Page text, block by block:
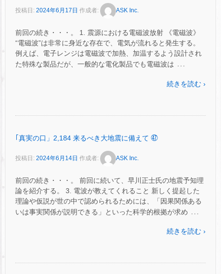
投稿日: 2024年6月17日 作成者: ASK Inc.
前回の続き・・・。 1. 震源における電磁波放射 《電磁波》
“電磁波”は非常に身近な存在で、電気が流れると発生する。
例えば、電子レンジは電磁波で加熱、加温するよう設計され
た特殊な製品だが、一般的な電化製品でも電磁波は …
続きを読む ›
｢真実の口」2,184 来るべき大地震に備えて ㊼
投稿日: 2024年6月14日 作成者: ASK Inc.
前回の続き・・・。 前回に続いて、早川正士氏の地震予知理
論を紹介する。 3. 電波が教えてくれること 新しく提起した
理論や仮説が世の中で認められるためには、「因果関係ある
いは事実関係が説明できる」といった科学的根拠が求め …
続きを読む ›